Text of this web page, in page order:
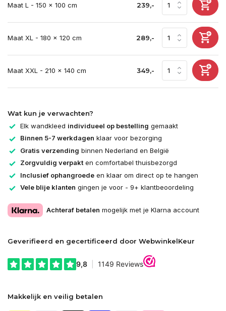
Maat L - 150 x 100 cm 239,-
Maat XL - 180 x 120 cm 289,-
Maat XXL - 210 x 140 cm 349,-
Wat kun je verwachten?
Elk wandkleed individueel op bestelling gemaakt
Binnen 5-7 werkdagen klaar voor bezorging
Gratis verzending binnen Nederland en België
Zorgvuldig verpakten comfortabel thuisbezorgd
Inclusief ophangroede en klaar om direct op te hangen
Vele blije klanten gingen je voor - 9+ klantbeoordeling
Achteraf betalen mogelijk met je Klarna account
Geverifieerd en gecertificeerd door WebwinkelKeur
Makkelijk en veilig betalen